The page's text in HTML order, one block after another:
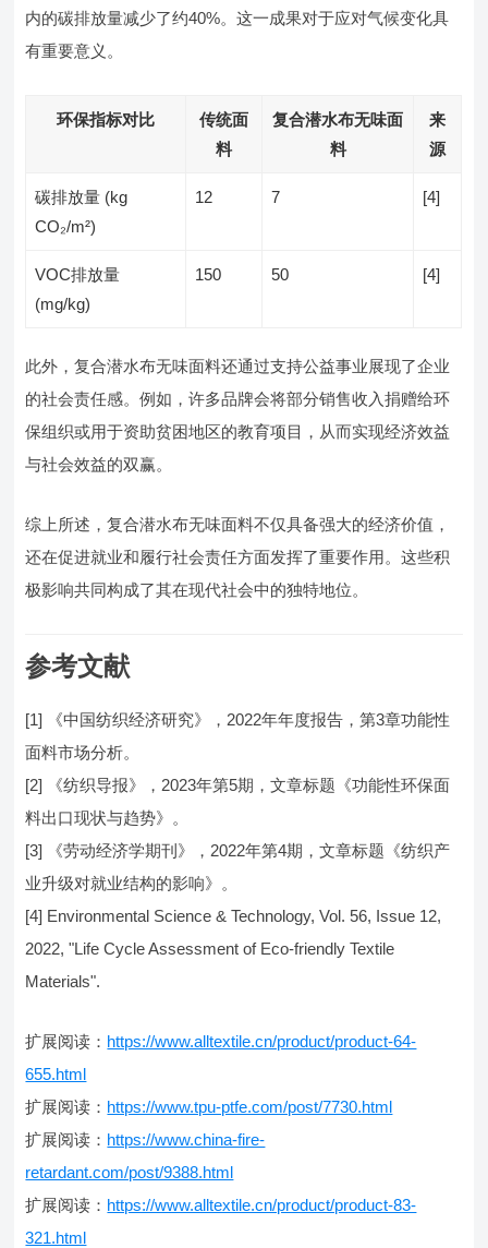
内的碳排放量减少了约40%。这一成果对于应对气候变化具
有重要意义。
环保指标对比
传统面
料
复合潜水布无味面
料
来
源
碳排放量 (kg
CO₂/m²)
12 7 [4]
VOC排放量
(mg/kg)
150 50 [4]
此外，复合潜水布无味面料还通过支持公益事业展现了企业
的社会责任感。例如，许多品牌会将部分销售收入捐赠给环
保组织或用于资助贫困地区的教育项目，从而实现经济效益
与社会效益的双赢。
综上所述，复合潜水布无味面料不仅具备强大的经济价值，
还在促进就业和履行社会责任方面发挥了重要作用。这些积
极影响共同构成了其在现代社会中的独特地位。
参考文献
[1] 《中国纺织经济研究》，2022年年度报告，第3章功能性
面料市场分析。
[2] 《纺织导报》，2023年第5期，文章标题《功能性环保面
料出口现状与趋势》。
[3] 《劳动经济学期刊》，2022年第4期，文章标题《纺织产
业升级对就业结构的影响》。
[4] Environmental Science & Technology, Vol. 56, Issue 12,
2022, "Life Cycle Assessment of Eco-friendly Textile
Materials".
扩展阅读： https://www.alltextile.cn/product/product-64-
655.html
扩展阅读： https://www.tpu-ptfe.com/post/7730.html
扩展阅读： https://www.china-fire-
retardant.com/post/9388.html
扩展阅读： https://www.alltextile.cn/product/product-83-
321.html